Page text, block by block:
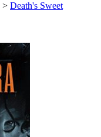
> Death's Sweet